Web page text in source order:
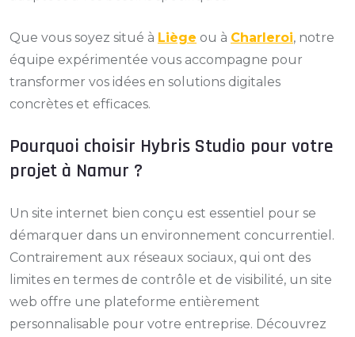
Que vous soyez situé à Liège ou à Charleroi, notre
équipe expérimentée vous accompagne pour
transformer vos idées en solutions digitales
concrètes et efficaces.
Pourquoi choisir Hybris Studio pour votre
projet à Namur ?
Un site internet bien conçu est essentiel pour se
démarquer dans un environnement concurrentiel.
Contrairement aux réseaux sociaux, qui ont des
limites en termes de contrôle et de visibilité, un site
web offre une plateforme entièrement
personnalisable pour votre entreprise. Découvrez